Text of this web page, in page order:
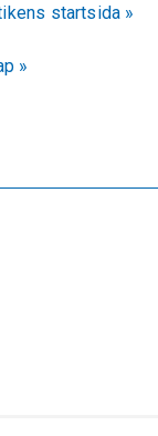
startsida »
»